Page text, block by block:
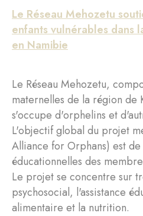
Le Réseau Mehozetu
enfants vulnérables dans
en Namibie
Le Réseau Mehozetu,
maternelles de la région de
s'occupe d'orphelins et
L'objectif global du projet
Alliance for Orphans) est
éducationnelles des
Le projet se concentre sur
psychosocial, l'assistance
alimentaire et la nutrition.